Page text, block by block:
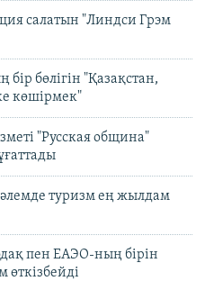
салатын "Линдси Грэм
бөлігін "Қазақстан,
көшірмек"
"Русская община"
туризм ең жылдам
пен ЕАЭО-ның бірін